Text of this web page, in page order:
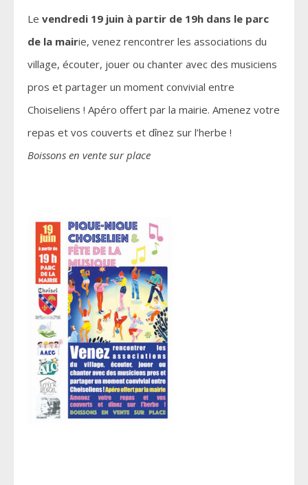
Le vendredi 19 juin à partir de 19h dans le parc
de la mairie, venez rencontrer les associations du
village, écouter, jouer ou chanter avec des musiciens
pros et partager un moment convivial entre
Choiseliens ! Apéro offert par la mairie. Amenez votre
repas et vos couverts et dînez sur l’herbe !
Boissons en vente sur place